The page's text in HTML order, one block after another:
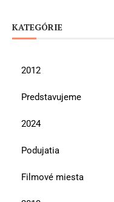
KATEGÓRIE
2012
Predstavujeme
2024
Podujatia
Filmové miesta